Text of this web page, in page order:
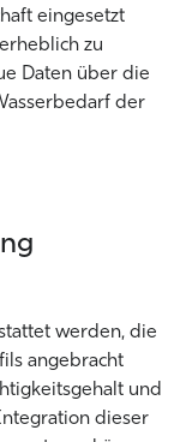
eingesetzt
erheblich zu
Daten über die
der
werden, die
angebracht
und
dieser